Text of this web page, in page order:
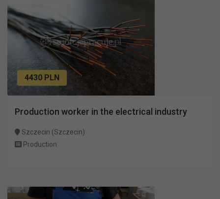
4430 PLN
Production worker in the electrical industry
Szczecin (Szczecin)
Production